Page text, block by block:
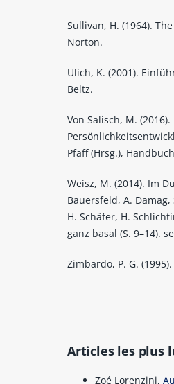
Sullivan, H. (1964).
Norton.
Ulich, K. (2001).
Beltz.
Von Salisch, M.
Pfaff (Hrsg.),
Weisz, M. (2014). Im
Bauersfeld, A.
H. Schäfer, H.
ganz basal (S. 9–14).
Zimbardo, P. G.
Articles les plus
Zoé Lorenzini,